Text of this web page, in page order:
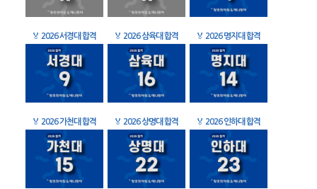
🏅 2026 서경대 합격 🏅 2026 삼육대 합격 🏅 2026 명지대 합격
🏅 2026 가천대 합격 🏅 2026 상명대 합격 🏅 2026 인하대 합격